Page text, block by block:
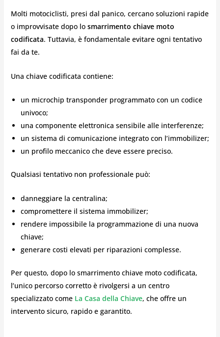
Molti motociclisti, presi dal panico, cercano soluzioni rapide
o improvvisate dopo lo smarrimento chiave moto
codificata. Tuttavia, è fondamentale evitare ogni tentativo
fai da te.
Una chiave codificata contiene:
un microchip transponder programmato con un codice
univoco;
una componente elettronica sensibile alle interferenze;
un sistema di comunicazione integrato con l’immobilizer;
un profilo meccanico che deve essere preciso.
Qualsiasi tentativo non professionale può:
danneggiare la centralina;
compromettere il sistema immobilizer;
rendere impossibile la programmazione di una nuova
chiave;
generare costi elevati per riparazioni complesse.
Per questo, dopo lo smarrimento chiave moto codificata,
l’unico percorso corretto è rivolgersi a un centro
specializzato come La Casa della Chiave, che offre un
intervento sicuro, rapido e garantito.